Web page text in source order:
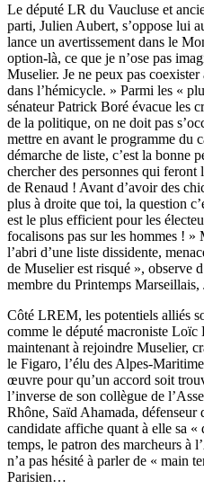
Le député LR du Vaucluse et
parti, Julien Aubert, s’oppose lui
lance un avertissement dans le
option-là, ce que je n’ose pas
Muselier. Je ne peux pas
dans l’hémicycle. » Parmi les «
sénateur Patrick Boré évacue les
de la politique, on ne doit pas
mettre en avant le programme du
démarche de liste, c’est la bonne
chercher des personnes qui
de Renaud ! Avant d’avoir des
plus à droite que toi, la question
est le plus efficient pour les
focalisons pas sur les hommes ! »
l’abri d’une liste dissidente,
de Muselier est risqué », observe
membre du Printemps Marseillais,
Côté LREM, les potentiels alliés
comme le député macroniste Loïc
maintenant à rejoindre Muselier,
le Figaro, l’élu des Alpes-
œuvre pour qu’un accord soit
l’inverse de son collègue de
Rhône, Saïd Ahamada,
candidate affiche quant à elle sa
temps, le patron des marcheurs à
n’a pas hésité à parler de « main
Parisien…